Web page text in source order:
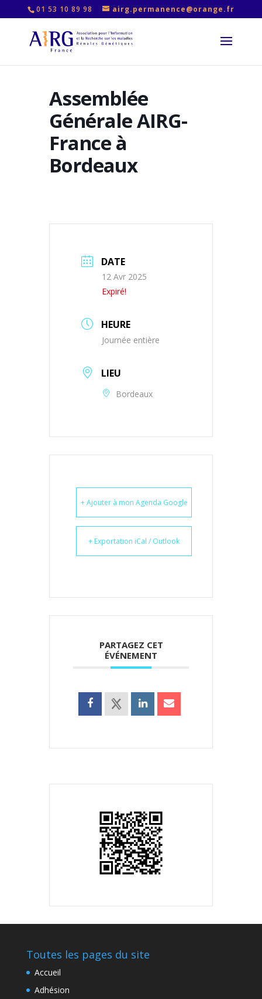
01 53 10 89 98 airg.permanence@orange.fr
Assemblée
Générale AIRG-
France à
Bordeaux
DATE
12 Avr 2025
Expiré!
HEURE
Journée entière
LIEU
Bordeaux
+ Ajouter à mon Agenda Google
+ Exportation iCal / Outlook
PARTAGEZ CET
ÉVÉNEMENT
Toutes les pages du site
Accueil
Adhésion